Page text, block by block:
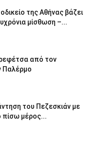
της Αθήνας βάζει
μίσθωση –...
από τον
Παλέρμο
του Πεζεσκιάν με
πίσω μέρος...